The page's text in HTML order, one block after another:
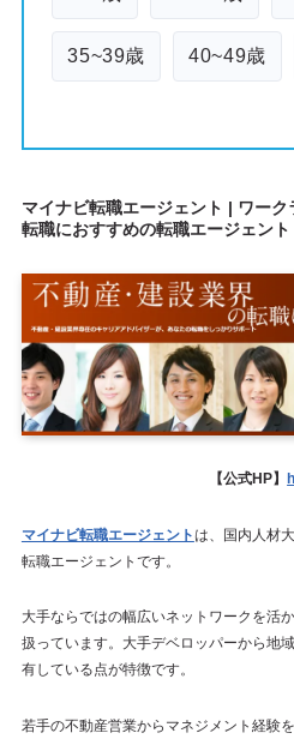
35~39歳 40~49歳
マイナビ転職エージェント | ワー
転職におすすめの転職エージェント
【公式HP】
マイナビ転職エージェントは、国内人材
転職エージェントです。
大手ならではの幅広いネットワークを活
扱っています。大手デベロッパーから地
有している点が特徴です。
若手の不動産営業からマネジメント経験